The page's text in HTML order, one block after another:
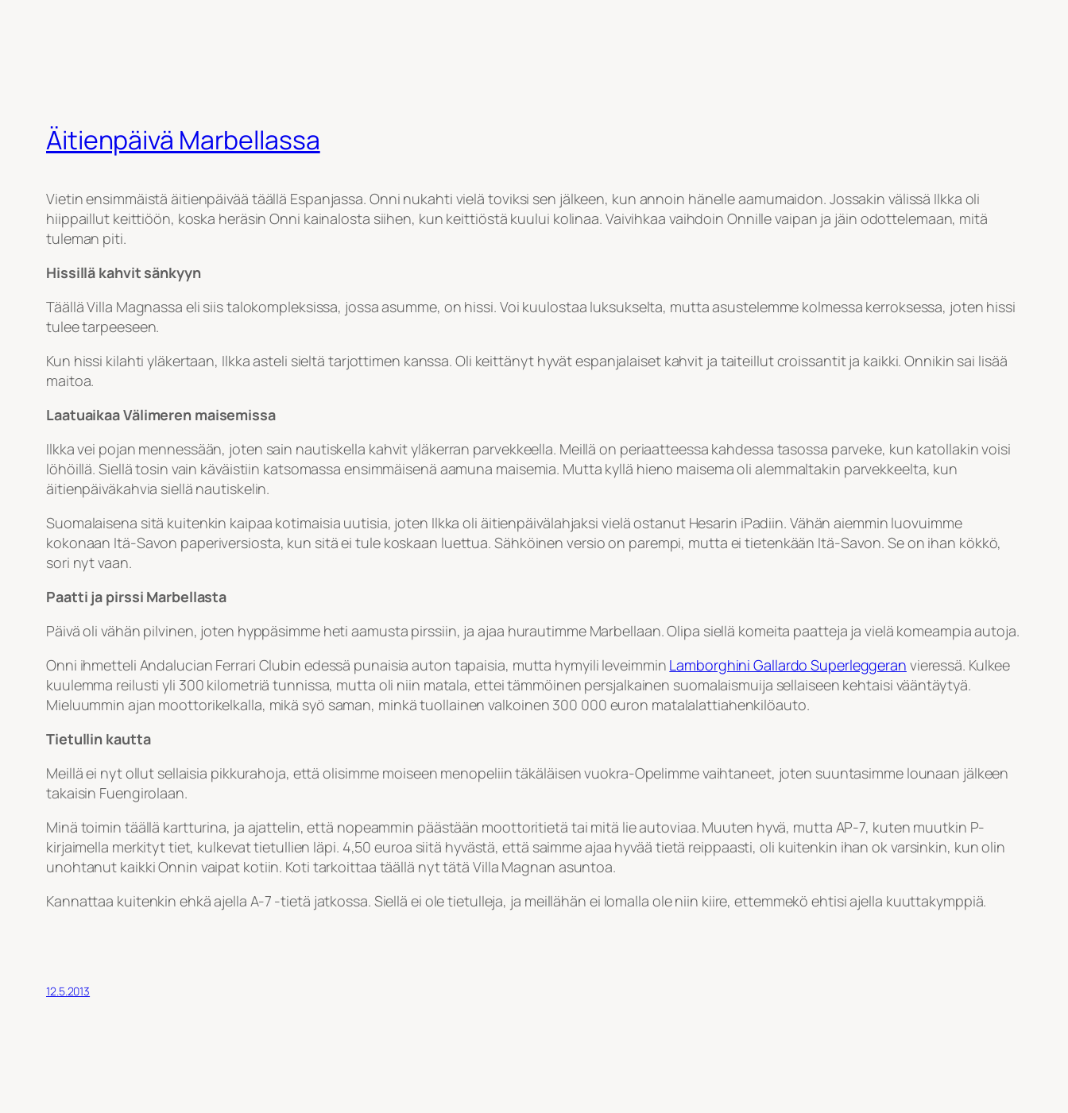
Äitienpäivä Marbellassa
Vietin ensimmäistä äitienpäivää täällä Espanjassa. Onni nukahti vielä toviksi sen jälkeen, kun annoin hänelle aamumaidon. Jossakin välissä Ilkka oli
hiippaillut keittiöön, koska heräsin Onni kainalosta siihen, kun keittiöstä kuului kolinaa. Vaivihkaa vaihdoin Onnille vaipan ja jäin odottelemaan, mitä
tuleman piti.
Hissillä kahvit sänkyyn
Täällä Villa Magnassa eli siis talokompleksissa, jossa asumme, on hissi. Voi kuulostaa luksukselta, mutta asustelemme kolmessa kerroksessa, joten hissi
tulee tarpeeseen.
Kun hissi kilahti yläkertaan, Ilkka asteli sieltä tarjottimen kanssa. Oli keittänyt hyvät espanjalaiset kahvit ja taiteillut croissantit ja kaikki. Onnikin sai lisää
maitoa.
Laatuaikaa Välimeren maisemissa
Ilkka vei pojan mennessään, joten sain nautiskella kahvit yläkerran parvekkeella. Meillä on periaatteessa kahdessa tasossa parveke, kun katollakin voisi
löhöillä. Siellä tosin vain käväistiin katsomassa ensimmäisenä aamuna maisemia. Mutta kyllä hieno maisema oli alemmaltakin parvekkeelta, kun
äitienpäiväkahvia siellä nautiskelin.
Suomalaisena sitä kuitenkin kaipaa kotimaisia uutisia, joten Ilkka oli äitienpäivälahjaksi vielä ostanut Hesarin iPadiin. Vähän aiemmin luovuimme
kokonaan Itä-Savon paperiversiosta, kun sitä ei tule koskaan luettua. Sähköinen versio on parempi, mutta ei tietenkään Itä-Savon. Se on ihan kökkö,
sori nyt vaan.
Paatti ja pirssi Marbellasta
Päivä oli vähän pilvinen, joten hyppäsimme heti aamusta pirssiin, ja ajaa hurautimme Marbellaan. Olipa siellä komeita paatteja ja vielä komeampia autoja.
Onni ihmetteli Andalucian Ferrari Clubin edessä punaisia auton tapaisia, mutta hymyili leveimmin Lamborghini Gallardo Superleggeran vieressä. Kulkee
kuulemma reilusti yli 300 kilometriä tunnissa, mutta oli niin matala, ettei tämmöinen persjalkainen suomalaismuija sellaiseen kehtaisi vääntäytyä.
Mieluummin ajan moottorikelkalla, mikä syö saman, minkä tuollainen valkoinen 300 000 euron matalalattiahenkilöauto.
Tietullin kautta
Meillä ei nyt ollut sellaisia pikkurahoja, että olisimme moiseen menopeliin täkäläisen vuokra-Opelimme vaihtaneet, joten suuntasimme lounaan jälkeen
takaisin Fuengirolaan.
Minä toimin täällä kartturina, ja ajattelin, että nopeammin päästään moottoritietä tai mitä lie autoviaa. Muuten hyvä, mutta AP-7, kuten muutkin P-
kirjaimella merkityt tiet, kulkevat tietullien läpi. 4,50 euroa siitä hyvästä, että saimme ajaa hyvää tietä reippaasti, oli kuitenkin ihan ok varsinkin, kun olin
unohtanut kaikki Onnin vaipat kotiin. Koti tarkoittaa täällä nyt tätä Villa Magnan asuntoa.
Kannattaa kuitenkin ehkä ajella A-7 -tietä jatkossa. Siellä ei ole tietulleja, ja meillähän ei lomalla ole niin kiire, ettemmekö ehtisi ajella kuuttakymppiä.
12.5.2013